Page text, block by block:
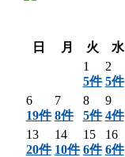
日
月 火 水
1
5件
2
5件
6
19件
7
8件
8
5件
9
4件
13
20件
14
10件
15
6件
16
6件